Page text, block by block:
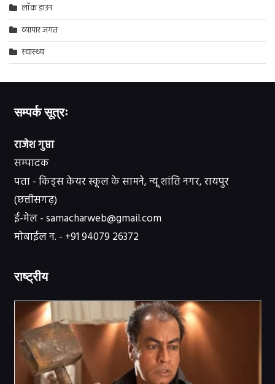
लॉक डाउन
व्यापार जगत
स्वास्थ्य
सम्पर्क सूत्रः
राजेश गुप्ता
सम्पादक
पता - किड्स केयर स्कूल के सामने, न्यू शांति नगर, रायपुर
(छत्तीसगढ़)
ई-मेल - samacharweb@gmail.com
मोबाईल न. - +91 94079 26372
राष्ट्रीय